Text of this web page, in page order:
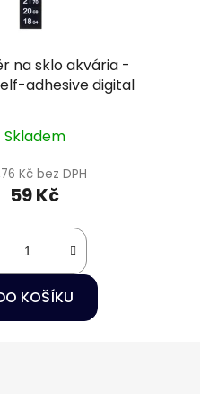
na sklo akvária -
adhesive digital
Skladem
Kč bez DPH
59 Kč
KOŠÍKU